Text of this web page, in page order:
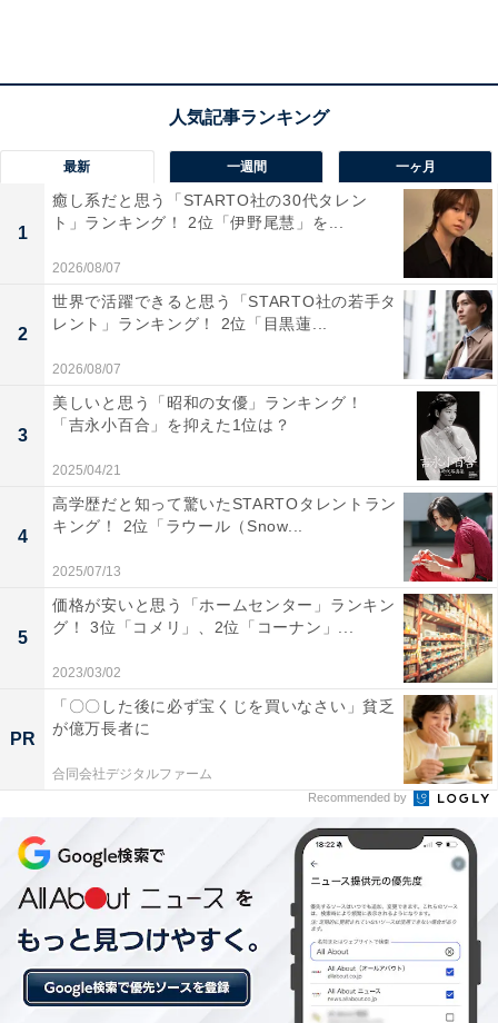
事ができそうなイメージであるため」（40代男性）など
のコメントが寄せられました。
※回答者のコメントは原文ママです
この記事の筆者：福島 ゆき プロフィール
アニメや漫画のレビュー、エンタメトピックスなどを中
心に、オールジャンルで執筆中のライター。時々、店舗
取材などのリポート記事も担当。All AboutおよびAll
About ニュースでのライター歴は6年。
次ページ
5位までのランキング結果を見
る！
こちらもおすすめ
【関東地方】冬にドライブで行きたい場所ラン
キング！ 1位は「東京ディズニーリゾート」、2
最新 一週間 一ヶ月
1
癒し系だと思う「STARTO社の30代タレン
ト」ランキング！ 2位「伊野尾慧」を...
2026/08/07
2
世界で活躍できると思う「STARTO社の若手タ
レント」ランキング！ 2位「目黒蓮...
2026/08/07
3
美しいと思う「昭和の女優」ランキング！
「吉永小百合」を抑えた1位は？
2025/04/21
4
高学歴だと知って驚いたSTARTOタレントラン
キング！ 2位「ラウール（Snow...
2025/07/13
5
価格が安いと思う「ホームセンター」ランキン
グ！ 3位「コメリ」、2位「コーナン」...
2023/03/02
PR
「〇〇した後に必ず宝くじを買いなさい」貧乏
が億万長者に
合同会社デジタルファーム
Recommended by